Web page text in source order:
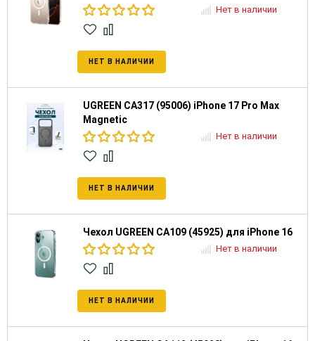
Нет в наличии
НЕТ В НАЛИЧИИ
UGREEN CA317 (95006) iPhone 17 Pro Max
Magnetic
Нет в наличии
НЕТ В НАЛИЧИИ
Чехол UGREEN CA109 (45925) для iPhone 16
Нет в наличии
НЕТ В НАЛИЧИИ